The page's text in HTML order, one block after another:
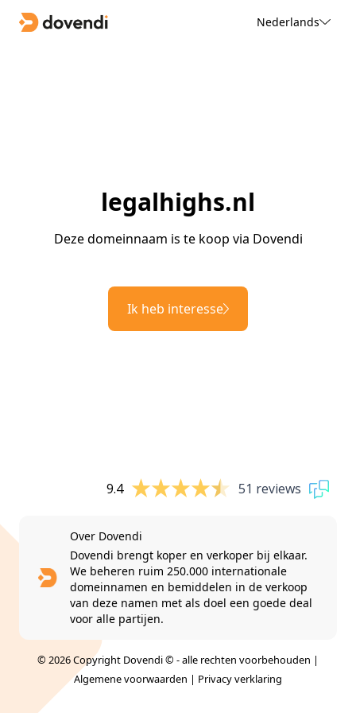
Nederlands
legalhighs.nl
Deze domeinnaam is te koop via Dovendi
Ik heb interesse
9.4 51 reviews
Over Dovendi
Dovendi brengt koper en verkoper bij elkaar.
We beheren ruim 250.000 internationale
domeinnamen en bemiddelen in de verkoop
van deze namen met als doel een goede deal
voor alle partijen.
© 2026 Copyright Dovendi © - alle rechten voorbehouden |
Algemene voorwaarden | Privacy verklaring